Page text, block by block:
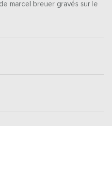
marcel breuer gravés sur le